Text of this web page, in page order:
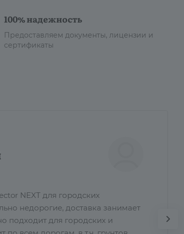
100% надежность
Предоставляем документы, лицензии и
сертификаты
NEXT для городских
недорогие, доставка занимает
подходит для городских и